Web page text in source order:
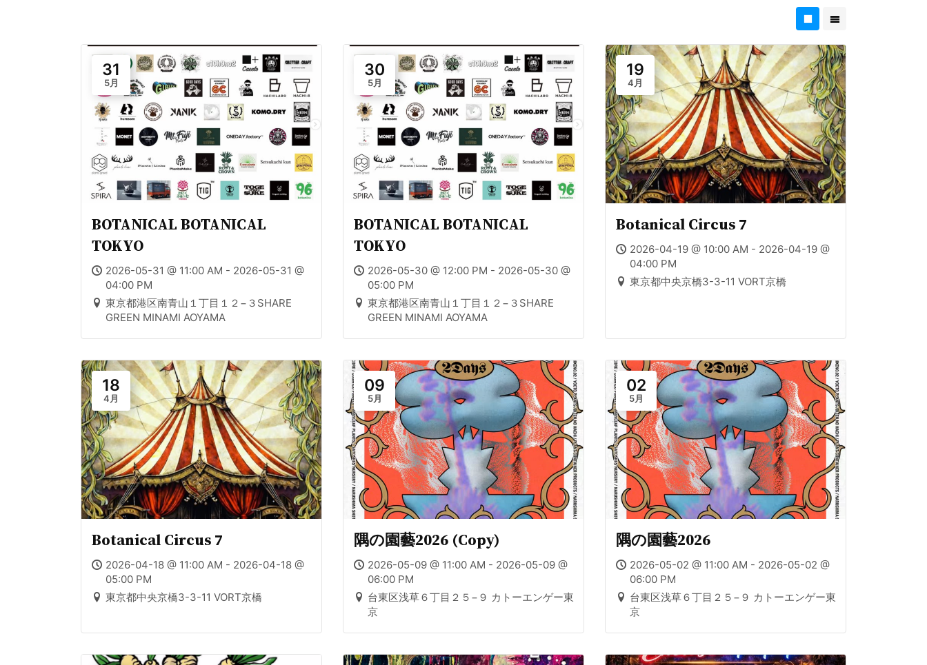
31
5月
BOTANICAL BOTANICAL
TOKYO
2026-05-31 @ 11:00 AM - 2026-05-31 @
04:00 PM
東京都港区南青山１丁目１２−３SHARE
GREEN MINAMI AOYAMA
30
5月
BOTANICAL BOTANICAL
TOKYO
2026-05-30 @ 12:00 PM - 2026-05-30 @
05:00 PM
東京都港区南青山１丁目１２−３SHARE
GREEN MINAMI AOYAMA
19
4月
Botanical Circus 7
2026-04-19 @ 10:00 AM - 2026-04-19 @
04:00 PM
東京都中央京橋3-3-11 VORT京橋
18
4月
Botanical Circus 7
2026-04-18 @ 11:00 AM - 2026-04-18 @
05:00 PM
東京都中央京橋3-3-11 VORT京橋
09
5月
隅の園藝2026 (Copy)
2026-05-09 @ 11:00 AM - 2026-05-09 @
06:00 PM
台東区浅草６丁目２５−９ カトーエンゲー東
京
02
5月
隅の園藝2026
2026-05-02 @ 11:00 AM - 2026-05-02 @
06:00 PM
台東区浅草６丁目２５−９ カトーエンゲー東
京